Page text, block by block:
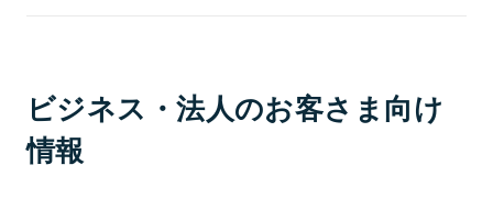
ビジネス・法人のお客さま向け
情報